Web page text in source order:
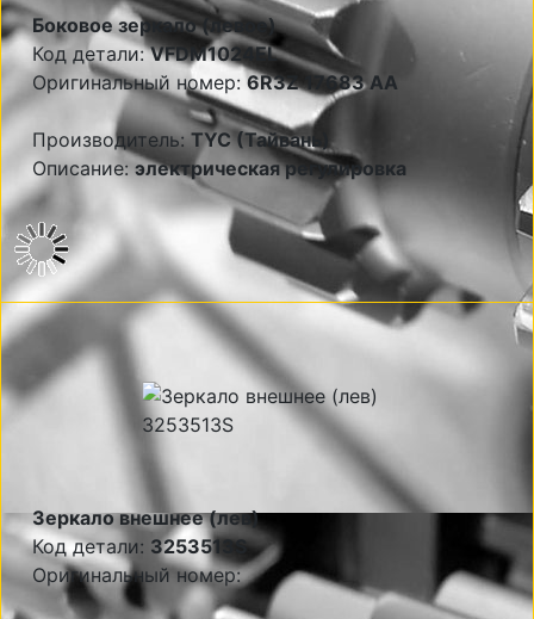
Боковое зеркало (левое)
Код детали:VFDM1024EL
Оригинальный номер:6R3Z 17683 AA
Производитель:TYC (Тайвань)
Описание: электрическая регулировка
Зеркало внешнее (лев)
Код детали: 3253513S
Оригинальный номер: